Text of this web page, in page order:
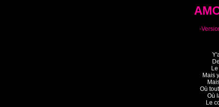
-
Mais
Où
Où
Le